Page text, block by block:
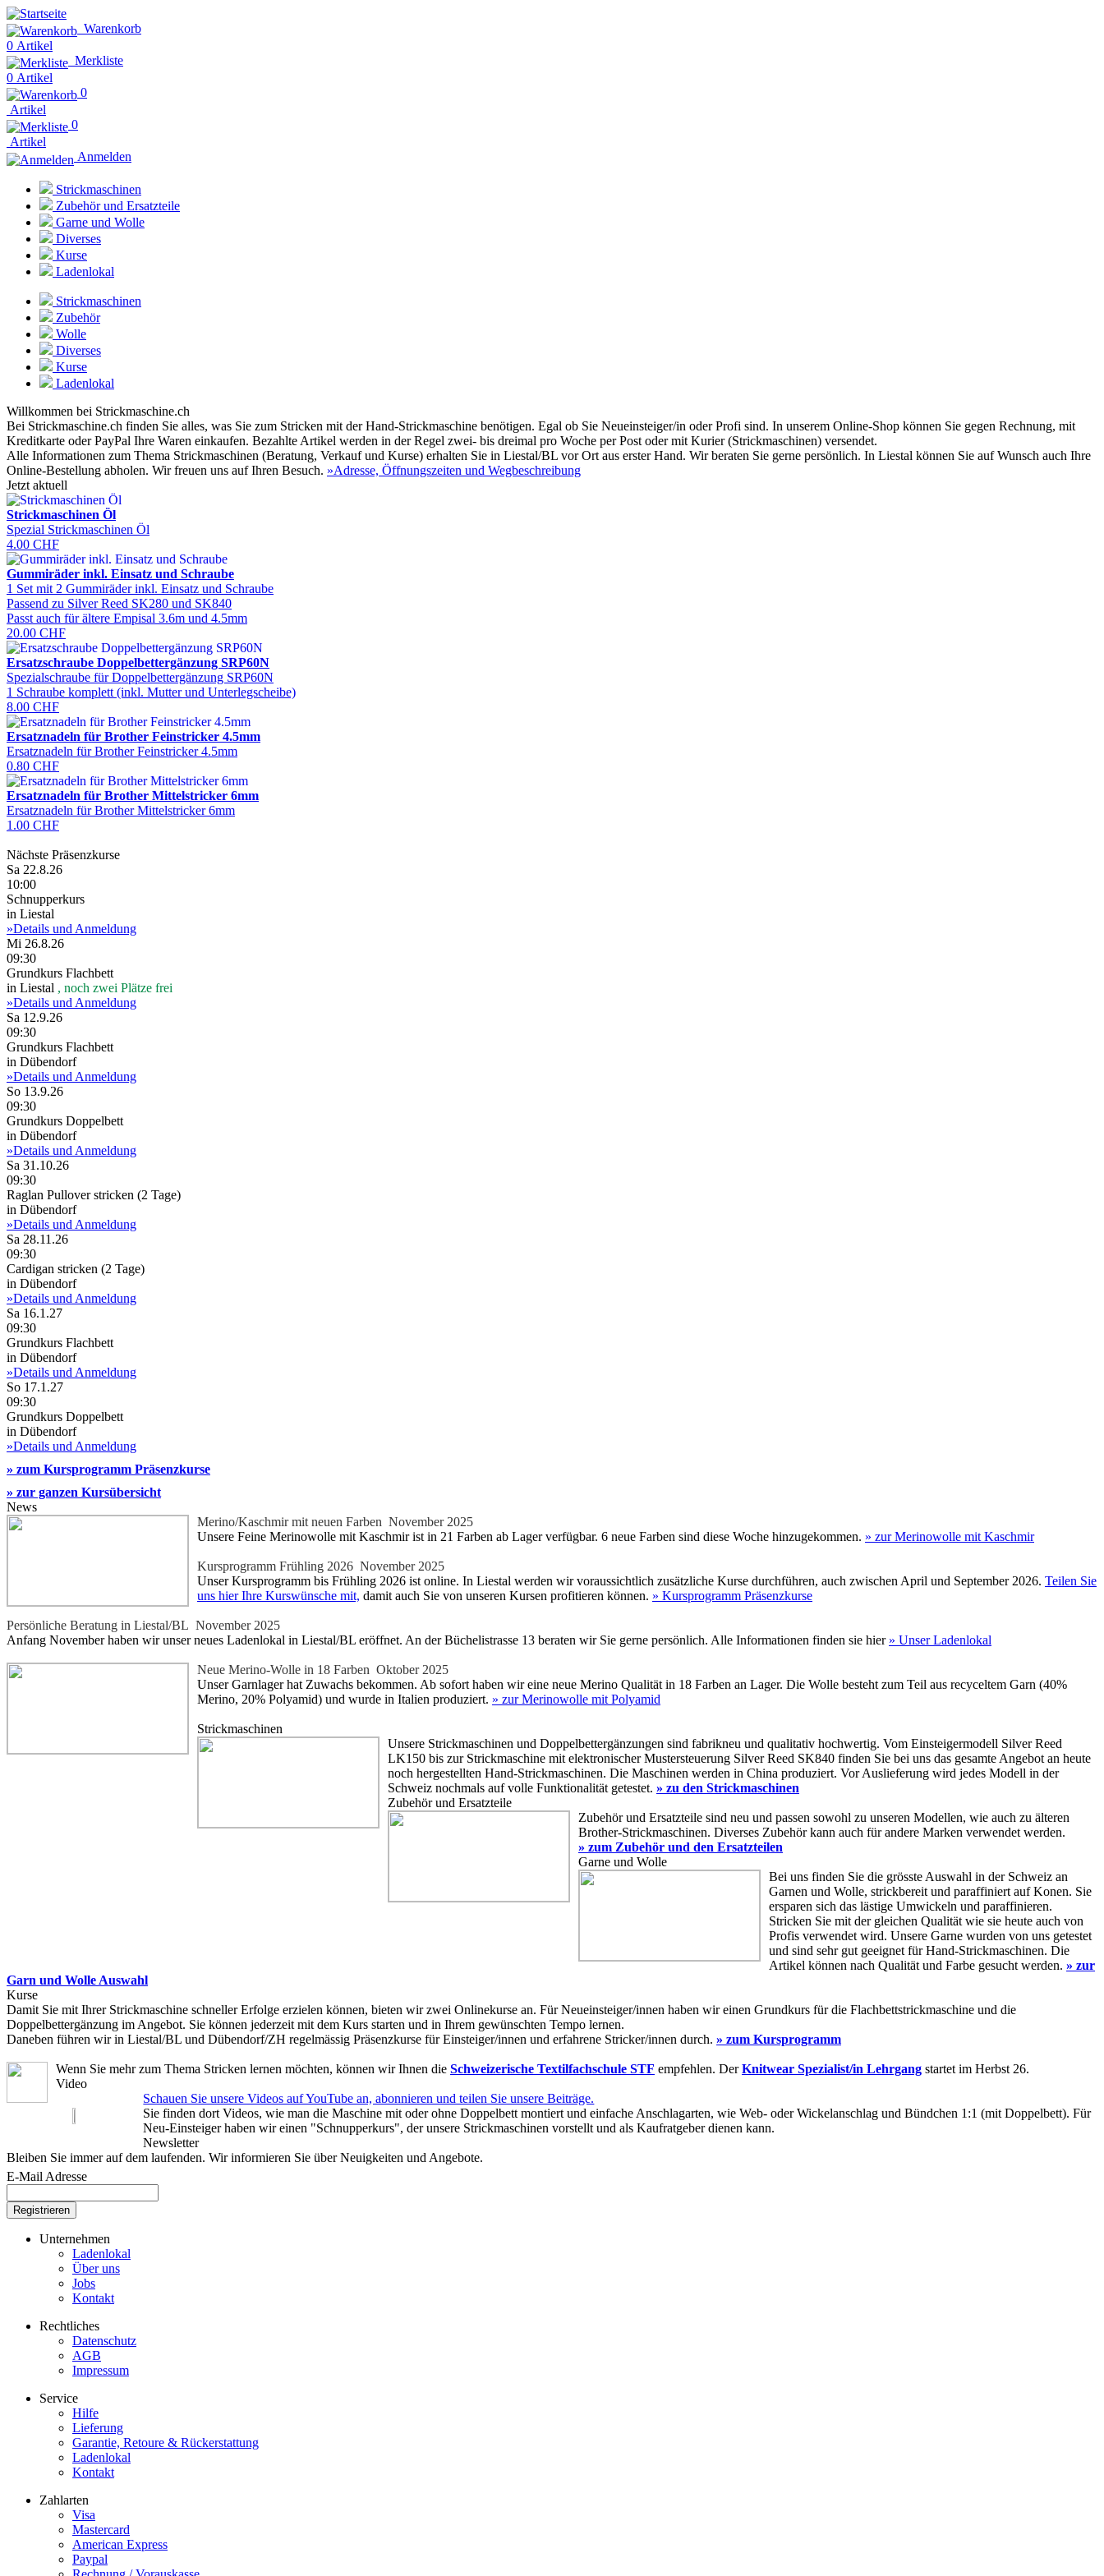
Warenkorb
0 Artikel
Merkliste
0 Artikel
0
Artikel
0
Artikel
Anmelden
Strickmaschinen
Zubehör und Ersatzteile
Garne und Wolle
Diverses
Kurse
Ladenlokal
Strickmaschinen
Zubehör
Wolle
Diverses
Kurse
Ladenlokal
Willkommen bei Strickmaschine.ch
Bei Strickmaschine.ch finden Sie alles, was Sie zum Stricken mit der Hand-Strickmaschine benötigen. Egal ob Sie Neueinsteiger/in oder Profi sind. In unserem Online-Shop können Sie gegen Rechnung, mit
Kreditkarte oder PayPal Ihre Waren einkaufen. Bezahlte Artikel werden in der Regel zwei- bis dreimal pro Woche per Post oder mit Kurier (Strickmaschinen) versendet.
Alle Informationen zum Thema Strickmaschinen (Beratung, Verkauf und Kurse) erhalten Sie in Liestal/BL vor Ort aus erster Hand. Wir beraten Sie gerne persönlich. In Liestal können Sie auf Wunsch auch Ihre
Online-Bestellung abholen. Wir freuen uns auf Ihren Besuch. »Adresse, Öffnungszeiten und Wegbeschreibung
Jetzt aktuell
Strickmaschinen Öl
Spezial Strickmaschinen Öl
4.00 CHF
Gummiräder inkl. Einsatz und Schraube
1 Set mit 2 Gummiräder inkl. Einsatz und Schraube
Passend zu Silver Reed SK280 und SK840
Passt auch für ältere Empisal 3.6m und 4.5mm
20.00 CHF
Ersatzschraube Doppelbettergänzung SRP60N
Spezialschraube für Doppelbettergänzung SRP60N
1 Schraube komplett (inkl. Mutter und Unterlegscheibe)
8.00 CHF
Ersatznadeln für Brother Feinstricker 4.5mm
Ersatznadeln für Brother Feinstricker 4.5mm
0.80 CHF
Ersatznadeln für Brother Mittelstricker 6mm
Ersatznadeln für Brother Mittelstricker 6mm
1.00 CHF
Nächste Präsenzkurse
Sa 22.8.26
10:00
Schnupperkurs
in Liestal
»Details und Anmeldung
Mi 26.8.26
09:30
Grundkurs Flachbett
in Liestal , noch zwei Plätze frei
»Details und Anmeldung
Sa 12.9.26
09:30
Grundkurs Flachbett
in Dübendorf
»Details und Anmeldung
So 13.9.26
09:30
Grundkurs Doppelbett
in Dübendorf
»Details und Anmeldung
Sa 31.10.26
09:30
Raglan Pullover stricken (2 Tage)
in Dübendorf
»Details und Anmeldung
Sa 28.11.26
09:30
Cardigan stricken (2 Tage)
in Dübendorf
»Details und Anmeldung
Sa 16.1.27
09:30
Grundkurs Flachbett
in Dübendorf
»Details und Anmeldung
So 17.1.27
09:30
Grundkurs Doppelbett
in Dübendorf
»Details und Anmeldung
» zum Kursprogramm Präsenzkurse
» zur ganzen Kursübersicht
News
Merino/Kaschmir mit neuen Farben November 2025
Unsere Feine Merinowolle mit Kaschmir ist in 21 Farben ab Lager verfügbar. 6 neue Farben sind diese Woche hinzugekommen. » zur Merinowolle mit Kaschmir
Kursprogramm Frühling 2026 November 2025
Unser Kursprogramm bis Frühling 2026 ist online. In Liestal werden wir voraussichtlich zusätzliche Kurse durchführen, auch zwischen April und September 2026. Teilen Sie
uns hier Ihre Kurswünsche mit, damit auch Sie von unseren Kursen profitieren können. » Kursprogramm Präsenzkurse
Persönliche Beratung in Liestal/BL November 2025
Anfang November haben wir unser neues Ladenlokal in Liestal/BL eröffnet. An der Büchelistrasse 13 beraten wir Sie gerne persönlich. Alle Informationen finden sie hier » Unser Ladenlokal
Neue Merino-Wolle in 18 Farben Oktober 2025
Unser Garnlager hat Zuwachs bekommen. Ab sofort haben wir eine neue Merino Qualität in 18 Farben an Lager. Die Wolle besteht zum Teil aus recyceltem Garn (40%
Merino, 20% Polyamid) und wurde in Italien produziert. » zur Merinowolle mit Polyamid
Strickmaschinen
Unsere Strickmaschinen und Doppelbettergänzungen sind fabrikneu und qualitativ hochwertig. Vom Einsteigermodell Silver Reed
LK150 bis zur Strickmaschine mit elektronischer Mustersteuerung Silver Reed SK840 finden Sie bei uns das gesamte Angebot an heute
noch hergestellten Hand-Strickmaschinen. Die Maschinen werden in China produziert. Vor Auslieferung wird jedes Modell in der
Schweiz nochmals auf volle Funktionalität getestet. » zu den Strickmaschinen
Zubehör und Ersatzteile
Zubehör und Ersatzteile sind neu und passen sowohl zu unseren Modellen, wie auch zu älteren
Brother-Strickmaschinen. Diverses Zubehör kann auch für andere Marken verwendet werden.
» zum Zubehör und den Ersatzteilen
Garne und Wolle
Bei uns finden Sie die grösste Auswahl in der Schweiz an
Garnen und Wolle, strickbereit und paraffiniert auf Konen. Sie
ersparen sich das lästige Umwickeln und paraffinieren.
Stricken Sie mit der gleichen Qualität wie sie heute auch von
Profis verwendet wird. Unsere Garne wurden von uns getestet
und sind sehr gut geeignet für Hand-Strickmaschinen. Die
Artikel können nach Qualität und Farbe gesucht werden. » zur
Garn und Wolle Auswahl
Kurse
Damit Sie mit Ihrer Strickmaschine schneller Erfolge erzielen können, bieten wir zwei Onlinekurse an. Für Neueinsteiger/innen haben wir einen Grundkurs für die Flachbettstrickmaschine und die
Doppelbettergänzung im Angebot. Sie können jederzeit mit dem Kurs starten und in Ihrem gewünschten Tempo lernen.
Daneben führen wir in Liestal/BL und Dübendorf/ZH regelmässig Präsenzkurse für Einsteiger/innen und erfahrene Stricker/innen durch. » zum Kursprogramm
Wenn Sie mehr zum Thema Stricken lernen möchten, können wir Ihnen die Schweizerische Textilfachschule STF empfehlen. DerKnitwear Spezialist/in Lehrgang startet im Herbst 26.
Video
Schauen Sie unsere Videos auf YouTube an, abonnieren und teilen Sie unsere Beiträge.
Sie finden dort Videos, wie man die Maschine mit oder ohne Doppelbett montiert und einfache Anschlagarten, wie Web- oder Wickelanschlag und Bündchen 1:1 (mit Doppelbett). Für
Neu-Einsteiger haben wir einen "Schnupperkurs", der unsere Strickmaschinen vorstellt und als Kaufratgeber dienen kann.
Newsletter
Bleiben Sie immer auf dem laufenden. Wir informieren Sie über Neuigkeiten und Angebote.
E-Mail Adresse
Unternehmen
Ladenlokal
Über uns
Jobs
Kontakt
Rechtliches
Datenschutz
AGB
Impressum
Service
Hilfe
Lieferung
Garantie, Retoure & Rückerstattung
Ladenlokal
Kontakt
Zahlarten
Visa
Mastercard
American Express
Paypal